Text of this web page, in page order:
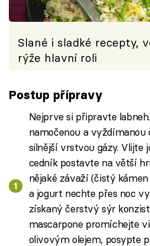
Slané i sladké recepty,
rýže hlavní roli
Postup přípravy
Nejprve si připravte
namočenou a vyždímanou
silnější vrstvou gázy. Vlijte
cedník postavte na větší
nějaké závaží (čistý
a jogurt nechte přes noc
získaný čerstvý sýr
mascarpone promíchejte
olivovým olejem, posypte